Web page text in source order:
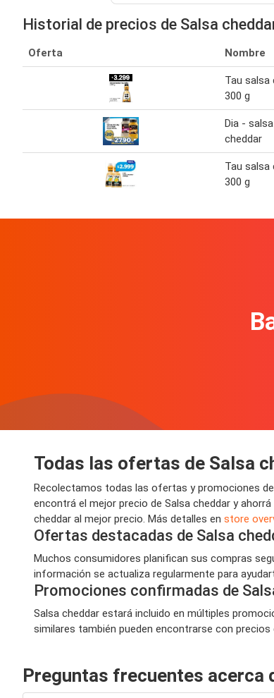
Historial de precios de Salsa
Oferta Nombre
Tau salsa
300 g
Dia -
cheddar
Tau salsa
300 g
Todas las ofertas de Salsa
Recolectamos todas las ofertas y promociones
encontrá el mejor precio de Salsa cheddar y
cheddar al mejor precio. Más detalles en store
Ofertas destacadas de Salsa
Muchos consumidores planifican sus compras
información se actualiza regularmente para
Promociones confirmadas de
Salsa cheddar estará incluido en múltiples
similares también pueden encontrarse con
Preguntas frecuentes acerca